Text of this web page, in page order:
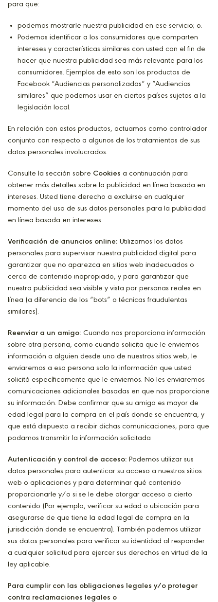
para que:
podemos mostrarle nuestra publicidad en ese servicio; o.
Podemos identificar a los consumidores que comparten
intereses y características similares con usted con el fin de
hacer que nuestra publicidad sea más relevante para los
consumidores. Ejemplos de esto son los productos de
Facebook “Audiencias personalizadas” y “Audiencias
similares” que podemos usar en ciertos países sujetos a la
legislación local.
En relación con estos productos, actuamos como controlador
conjunto con respecto a algunos de los tratamientos de sus
datos personales involucrados.
Consulte la sección sobre Cookies a continuación para
obtener más detalles sobre la publicidad en línea basada en
intereses. Usted tiene derecho a excluirse en cualquier
momento del uso de sus datos personales para la publicidad
en línea basada en intereses.
Verificación de anuncios online: Utilizamos los datos
personales para supervisar nuestra publicidad digital para
garantizar que no aparezca en sitios web inadecuados o
cerca de contenido inapropiado, y para garantizar que
nuestra publicidad sea visible y vista por personas reales en
línea (a diferencia de los “bots” o técnicas fraudulentas
similares).
Reenviar a un amigo: Cuando nos proporciona información
sobre otra persona, como cuando solicita que le enviemos
información a alguien desde uno de nuestros sitios web, le
enviaremos a esa persona solo la información que usted
solicitó específicamente que le enviemos. No les enviaremos
comunicaciones adicionales basadas en que nos proporcione
su información. Debe confirmar que su amigo es mayor de
edad legal para la compra en el país donde se encuentra, y
que está dispuesto a recibir dichas comunicaciones, para que
podamos transmitir la información solicitada
Autenticación y control de acceso: Podemos utilizar sus
datos personales para autenticar su acceso a nuestros sitios
web o aplicaciones y para determinar qué contenido
proporcionarle y/o si se le debe otorgar acceso a cierto
contenido (Por ejemplo, verificar su edad o ubicación para
asegurarse de que tiene la edad legal de compra en la
jurisdicción donde se encuentra). También podemos utilizar
sus datos personales para verificar su identidad al responder
a cualquier solicitud para ejercer sus derechos en virtud de la
ley aplicable.
Para cumplir con las obligaciones legales y/o proteger
contra reclamaciones legales o